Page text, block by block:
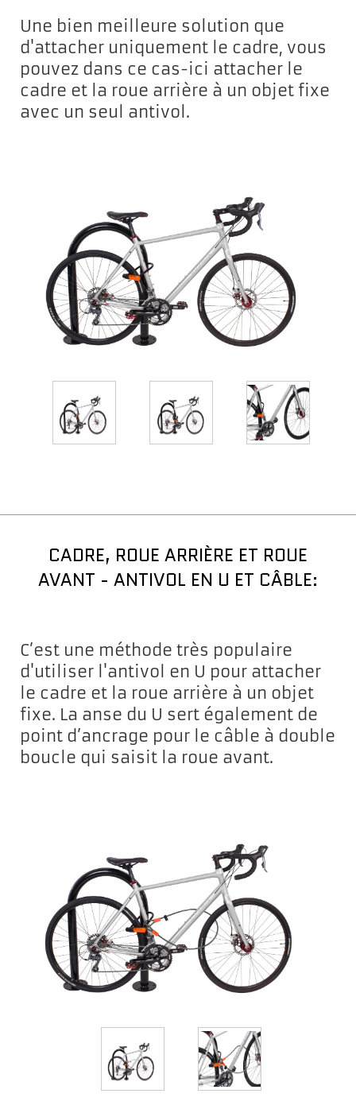
Une bien meilleure solution que
d'attacher uniquement le cadre, vous
pouvez dans ce cas-ici attacher le
cadre et la roue arrière à un objet fixe
avec un seul antivol.
CADRE, ROUE ARRIÈRE ET ROUE
AVANT - ANTIVOL EN U ET CÂBLE:
C’est une méthode très populaire
d'utiliser l'antivol en U pour attacher
le cadre et la roue arrière à un objet
fixe. La anse du U sert également de
point d’ancrage pour le câble à double
boucle qui saisit la roue avant.